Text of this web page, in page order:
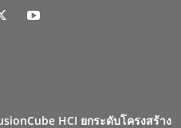
HCI ยกระดับโครงสร้าง